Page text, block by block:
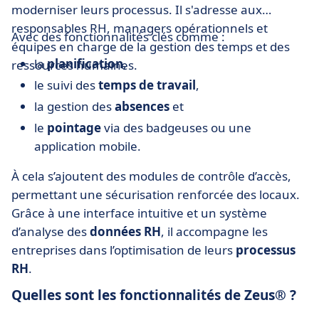
moderniser leurs processus. Il s'adresse aux
responsables RH, managers opérationnels et
équipes en charge de la gestion des temps et des
ressources humaines.
Avec des fonctionnalités clés comme :
laplanification,
le suivi destemps de travail,
la gestion desabsences et
le pointagevia des badgeuses ou une
application mobile.
À cela s’ajoutent des modules de contrôle d’accès,
permettant une sécurisation renforcée des locaux.
Grâce à une interface intuitive et un système
d’analyse desdonnées RH, il accompagne les
entreprises dans l’optimisation de leurs processus
RH.
Quelles sont les fonctionnalités de Zeus® ?